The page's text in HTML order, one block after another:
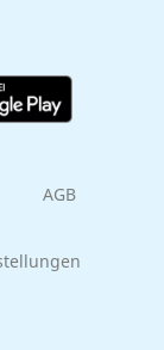
AGB